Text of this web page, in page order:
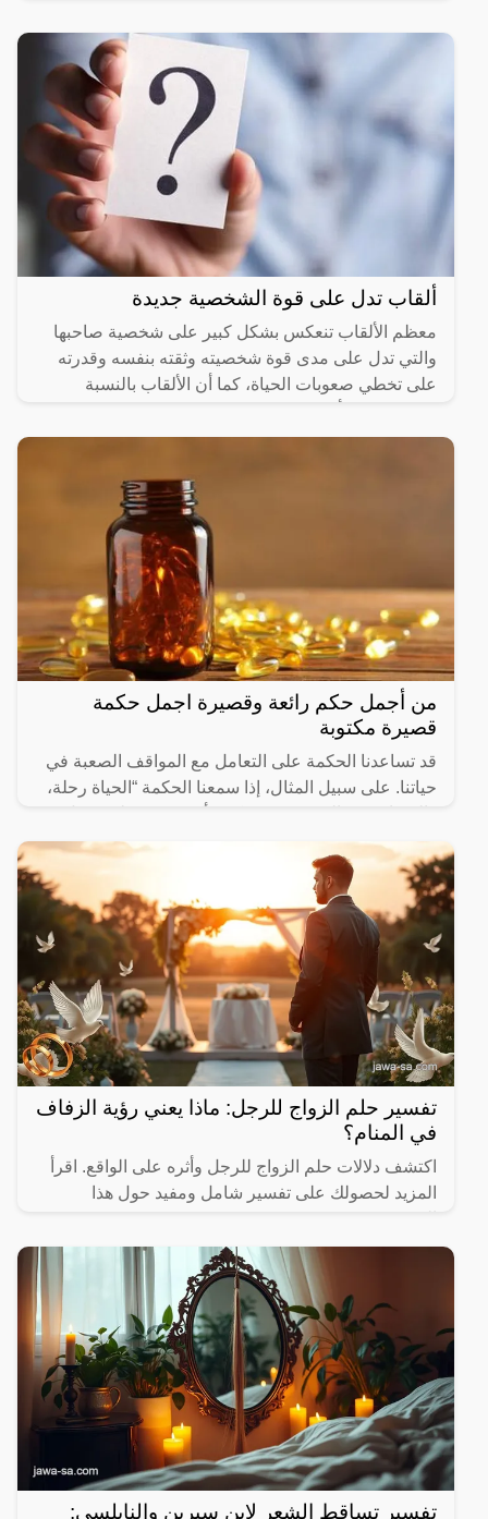
ألقاب تدل على قوة الشخصية جديدة
معظم الألقاب تنعكس بشكل كبير على شخصية صاحبها
والتي تدل على مدى قوة شخصيته وثقته بنفسه وقدرته
على تخطي صعوبات الحياة، كما أن الألقاب بالنسبة
من أجمل حكم رائعة وقصيرة اجمل حكمة
قصيرة مكتوبة
قد تساعدنا الحكمة على التعامل مع المواقف الصعبة في
حياتنا. على سبيل المثال، إذا سمعنا الحكمة “الحياة رحلة،
تفسير حلم الزواج للرجل: ماذا يعني رؤية الزفاف
في المنام؟
اكتشف دلالات حلم الزواج للرجل وأثره على الواقع. اقرأ
المزيد لحصولك على تفسير شامل ومفيد حول هذا
تفسير تساقط الشعر لابن سيرين والنابلسي: